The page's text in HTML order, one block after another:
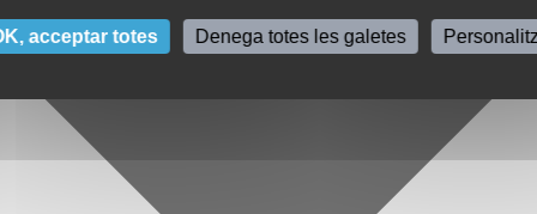
acceptar totes Denega totes les galetes